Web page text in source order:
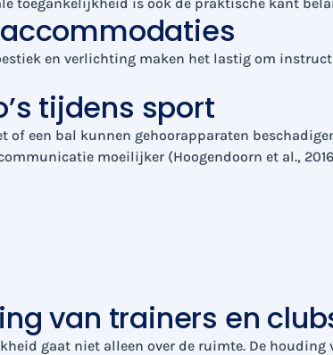
en verlichting maken het lastig om
tijdens sport
of een bal kunnen gehoorapparaten
moeilijker (Hoogendoorn et al.,
van trainers en
gaat niet alleen over de ruimte. De